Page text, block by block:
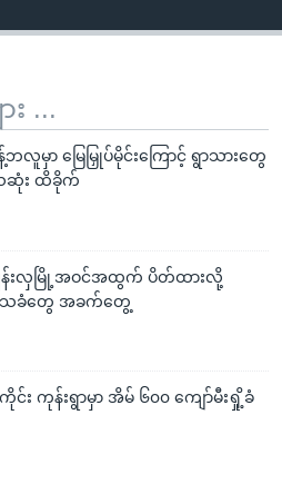
...
လူမှာ မြေမြှုပ်မိုင်းကြောင့် ရွာသားတွေ
ဆုံး ထိခိုက်
န်းလှမြို့အဝင်အထွက် ပိတ်ထားလို့
သခံတွေ အခက်တွေ့
င်း ကုန်းရွာမှာ အိမ် ၆၀၀ ကျော်မီးရှို့ခံ